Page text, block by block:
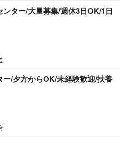
ター/大量募集/週休3日OK/1日
/夕方からOK/未経験歓迎/扶養